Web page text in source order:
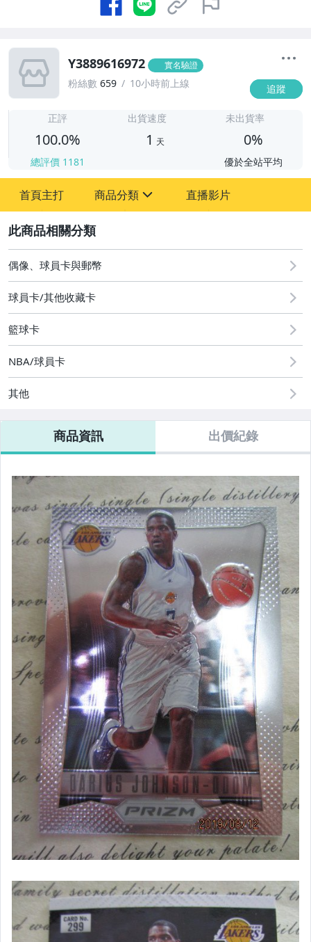
Y3889616972 實名驗證
粉絲數 659 10小時前上線 追蹤
正評
100.0%
總評價 1181
出貨速度
1 天
未出貨率
0%
優於全站平均
首頁主打 商品分類
偶像、球員卡與郵幣
直播影片
偶像、球員卡與郵幣
球員卡/其他收藏卡
籃球卡
NBA/球員卡
其他
商品資訊 出價紀錄